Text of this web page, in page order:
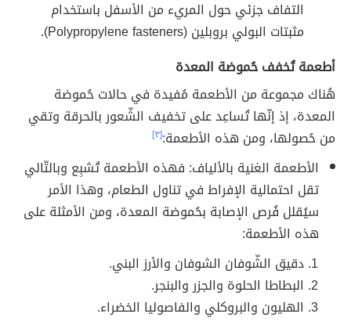
التفاف جزئي حول المريء من الأسفل باستخدام
مثبتات البولي بروبلين (Polypropylene fasteners).
أطعمة تُخفف حُموضة المعدة
هُناك مجموعة من الأطعمة مُفيدة في حالات حُموضة
المعدة، إذ إنّها تُساعِد على تخفيف الشّعور بالحرقة وتقي
من حُصولها، ومن هذه الأطعمة:[٣]
الأطعمة الغنية بالألياف: فهذه الأطعمة تُشبِع وبالتّالي
تقل احتمالية الإفراط في تناول الطعام، وهذا الأمر
سيُقلل فُرص الإصابة بحُموضة المعدة، ومن الأمثلة على
هذه الأطعمة:
دقيق الشّوفان الشوفان والأرز البني.
البطاطا الحلوة والجزر والبنجر.
الهليون والبروكلي والفاصوليا الخضراء.